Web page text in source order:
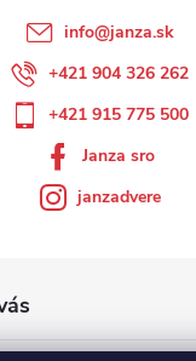
info@janza.sk
+421 904 326 262
+421 915 775 500
Janza sro
janzadvere